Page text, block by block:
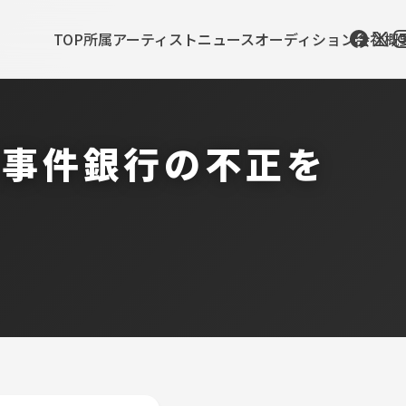
TOP所属アーティストニュースオーディション会社概
件銀行の不正を